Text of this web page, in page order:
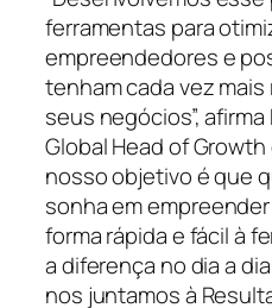
ferramentas para
empreendedores e
tenham cada vez
seus negócios”,
Global Head of Growth
nosso objetivo é que
sonha em
forma rápida e fácil à
a diferença no dia a
nos juntamos à